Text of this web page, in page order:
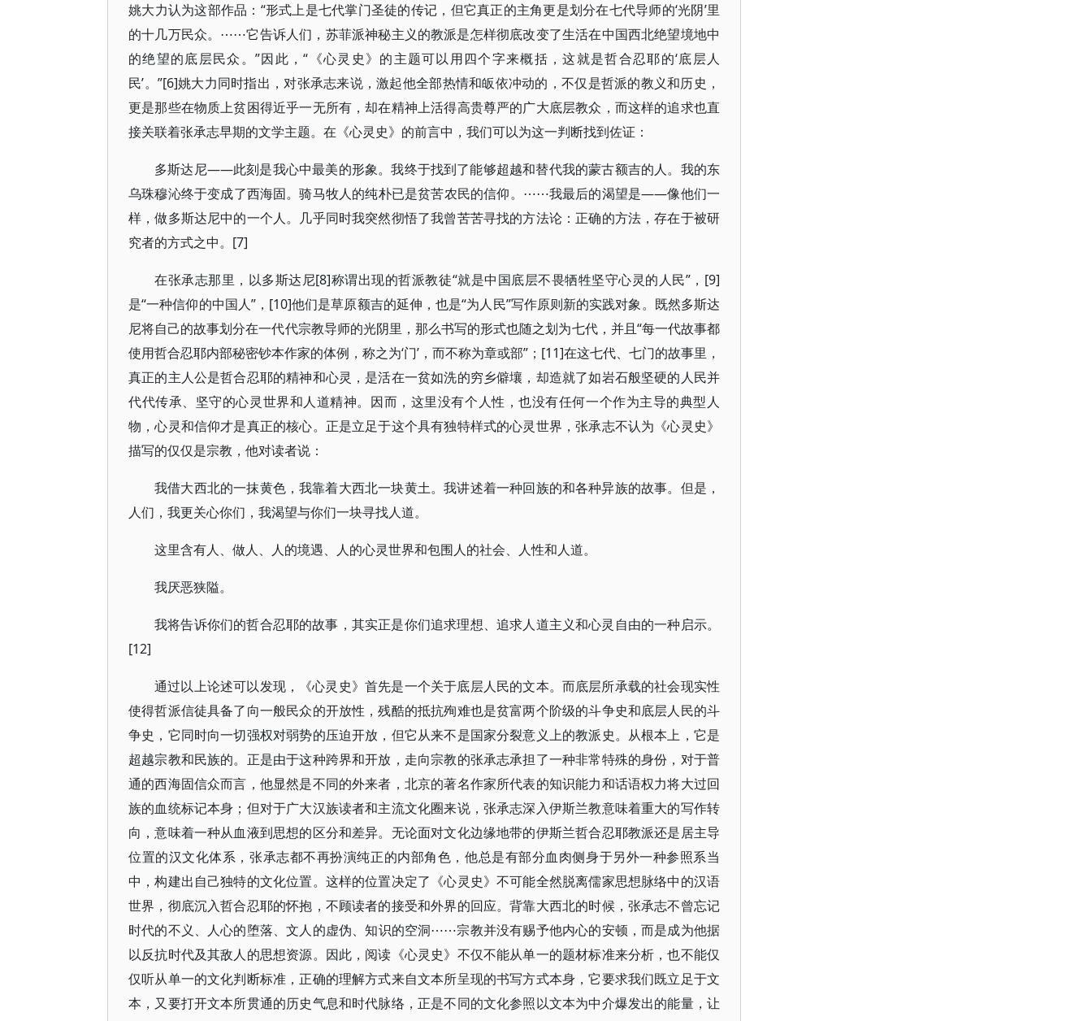
姚大力认为这部作品：“形式上是七代掌门圣徒的传记，但它真正的主角更是划分在七代导师的‘光阴’里
的十几万民众。⋯⋯它告诉人们，苏菲派神秘主义的教派是怎样彻底改变了生活在中国西北绝望境地中
的绝望的底层民众。”因此，“《心灵史》的主题可以用四个字来概括，这就是哲合忍耶的‘底层人
民’。”[6]姚大力同时指出，对张承志来说，激起他全部热情和皈依冲动的，不仅是哲派的教义和历史，
更是那些在物质上贫困得近乎一无所有，却在精神上活得高贵尊严的广大底层教众，而这样的追求也直
接关联着张承志早期的文学主题。在《心灵史》的前言中，我们可以为这一判断找到佐证：
多斯达尼——此刻是我心中最美的形象。我终于找到了能够超越和替代我的蒙古额吉的人。我的东
乌珠穆沁终于变成了西海固。骑马牧人的纯朴已是贫苦农民的信仰。⋯⋯我最后的渴望是——像他们一
样，做多斯达尼中的一个人。几乎同时我突然彻悟了我曾苦苦寻找的方法论：正确的方法，存在于被研
究者的方式之中。[7]
在张承志那里，以多斯达尼[8]称谓出现的哲派教徒“就是中国底层不畏牺牲坚守心灵的人民”，[9]
是“一种信仰的中国人”，[10]他们是草原额吉的延伸，也是“为人民”写作原则新的实践对象。既然多斯达
尼将自己的故事划分在一代代宗教导师的光阴里，那么书写的形式也随之划为七代，并且“每一代故事都
使用哲合忍耶内部秘密钞本作家的体例，称之为‘门’，而不称为章或部”；[11]在这七代、七门的故事里，
真正的主人公是哲合忍耶的精神和心灵，是活在一贫如洗的穷乡僻壤，却造就了如岩石般坚硬的人民并
代代传承、坚守的心灵世界和人道精神。因而，这里没有个人性，也没有任何一个作为主导的典型人
物，心灵和信仰才是真正的核心。正是立足于这个具有独特样式的心灵世界，张承志不认为《心灵史》
描写的仅仅是宗教，他对读者说：
我借大西北的一抹黄色，我靠着大西北一块黄土。我讲述着一种回族的和各种异族的故事。但是，
人们，我更关心你们，我渴望与你们一块寻找人道。
这里含有人、做人、人的境遇、人的心灵世界和包围人的社会、人性和人道。
我厌恶狭隘。
我将告诉你们的哲合忍耶的故事，其实正是你们追求理想、追求人道主义和心灵自由的一种启示。
[12]
通过以上论述可以发现，《心灵史》首先是一个关于底层人民的文本。而底层所承载的社会现实性
使得哲派信徒具备了向一般民众的开放性，残酷的抵抗殉难也是贫富两个阶级的斗争史和底层人民的斗
争史，它同时向一切强权对弱势的压迫开放，但它从来不是国家分裂意义上的教派史。从根本上，它是
超越宗教和民族的。正是由于这种跨界和开放，走向宗教的张承志承担了一种非常特殊的身份，对于普
通的西海固信众而言，他显然是不同的外来者，北京的著名作家所代表的知识能力和话语权力将大过回
族的血统标记本身；但对于广大汉族读者和主流文化圈来说，张承志深入伊斯兰教意味着重大的写作转
向，意味着一种从血液到思想的区分和差异。无论面对文化边缘地带的伊斯兰哲合忍耶教派还是居主导
位置的汉文化体系，张承志都不再扮演纯正的内部角色，他总是有部分血肉侧身于另外一种参照系当
中，构建出自己独特的文化位置。这样的位置决定了《心灵史》不可能全然脱离儒家思想脉络中的汉语
世界，彻底沉入哲合忍耶的怀抱，不顾读者的接受和外界的回应。背靠大西北的时候，张承志不曾忘记
时代的不义、人心的堕落、文人的虚伪、知识的空洞⋯⋯宗教并没有赐予他内心的安顿，而是成为他据
以反抗时代及其敌人的思想资源。因此，阅读《心灵史》不仅不能从单一的题材标准来分析，也不能仅
仅听从单一的文化判断标准，正确的理解方式来自文本所呈现的书写方式本身，它要求我们既立足于文
本，又要打开文本所贯通的历史气息和时代脉络，正是不同的文化参照以文本为中介爆发出的能量，让